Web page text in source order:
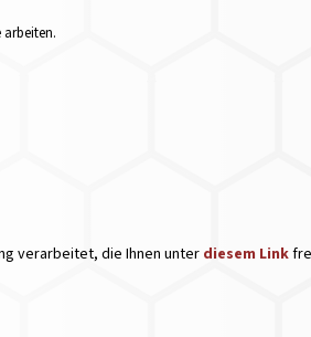
verarbeitet, die Ihnen unter diesem Link